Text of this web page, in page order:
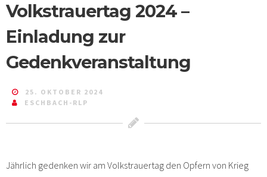
Volkstrauertag 2024 –
Einladung zur
Gedenkveranstaltung
25. OKTOBER 2024
ESCHBACH-RLP
Jährlich gedenken wir am Volkstrauertag den Opfern von Krieg